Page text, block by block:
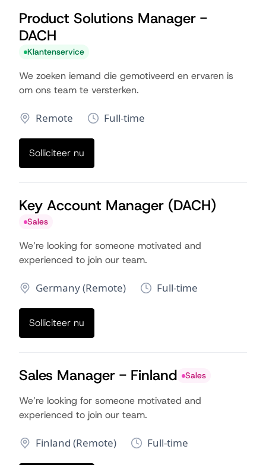
Product Solutions Manager -
DACH
Klantenservice
We zoeken iemand die gemotiveerd en ervaren is
om ons team te versterken.
Remote Full-time
Solliciteer nu
Key Account Manager (DACH)
Sales
We’re looking for someone motivated and
experienced to join our team.
Germany (Remote) Full-time
Solliciteer nu
Sales Manager - Finland Sales
We’re looking for someone motivated and
experienced to join our team.
Finland (Remote) Full-time